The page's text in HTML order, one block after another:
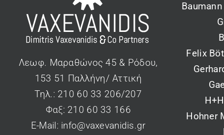
Λεωφ. Μαραθώνος 45 & Ρόδου,
153 51 Παλλήνη/ Αττική
Τηλ.: 210 60 33 206/207
Φαξ: 210 60 33 166
Ε-Mail: info@vaxevanidis.gr
Felix
Hohner